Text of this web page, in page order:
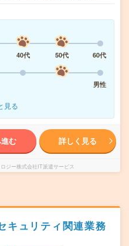
40代 50代
60代
男性
見る
む 詳しく見る
ジー株式会社IT派遣サービス
キュリティ関連業務